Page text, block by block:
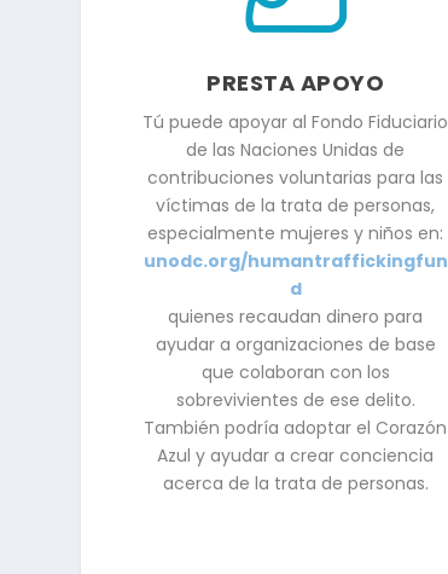
PRESTA APOYO
Tú puede apoyar al Fondo Fiduciario
de las Naciones Unidas de
contribuciones voluntarias para las
víctimas de la trata de personas,
especialmente mujeres y niños en:
unodc.org/humantraffickingfun
d
quienes recaudan dinero para
ayudar a organizaciones de base
que colaboran con los
sobrevivientes de ese delito.
También podría adoptar el Corazón
Azul y ayudar a crear conciencia
acerca de la trata de personas.